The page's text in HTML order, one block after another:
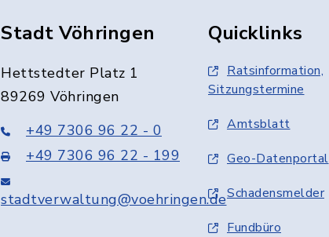
Stadt Vöhringen
Hettstedter Platz 1
89269 Vöhringen
+49 7306 96 22 - 0
+49 7306 96 22 - 199
stadtverwaltung@voehringen.de
Quicklinks
Ratsinformation,
Sitzungstermine
Amtsblatt
Geo-Datenportal
Schadensmelder
Fundbüro